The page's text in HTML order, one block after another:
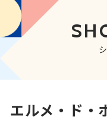
エルメ・ド・